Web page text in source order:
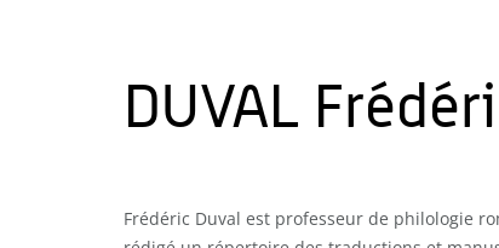
DUVAL
Frédéric Duval est professeur de philologie